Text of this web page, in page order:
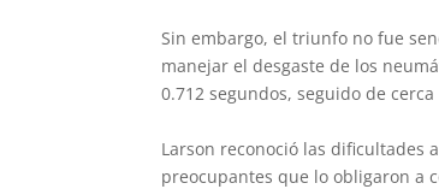
Sin embargo, el triunfo no fue
manejar el desgaste de los
0.712 segundos, seguido de
Larson reconoció las dificultades
preocupantes que lo obligaron a